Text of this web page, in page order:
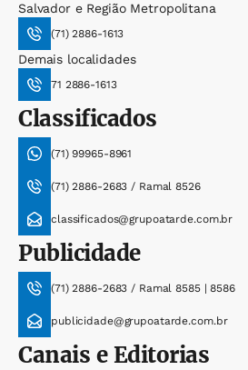
Salvador e Região Metropolitana
(71) 2886-1613
Demais localidades
71 2886-1613
Classificados
(71) 99965-8961
(71) 2886-2683 / Ramal 8526
classificados@grupoatarde.com.br
Publicidade
(71) 2886-2683 / Ramal 8585 | 8586
publicidade@grupoatarde.com.br
Canais e Editorias